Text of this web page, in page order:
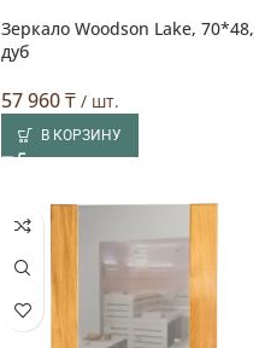
Зеркало Woodson Lake, 70*48,
дуб
57 960₸ / шт.
В КОРЗИНУ